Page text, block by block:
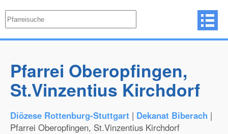
Pfarrei Oberopfingen,
St.Vinzentius Kirchdorf
Diözese Rottenburg-Stuttgart | Dekanat Biberach |
Pfarrei Oberopfingen, St.Vinzentius Kirchdorf